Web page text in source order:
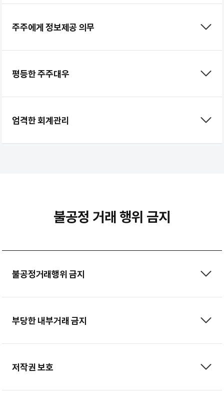
주주에게 정보제공 의무
평등한 주주대우
엄격한 회계관리
불공정 거래 행위 금지
불공정거래행위 금지
부당한 내부거래 금지
저작권 보호